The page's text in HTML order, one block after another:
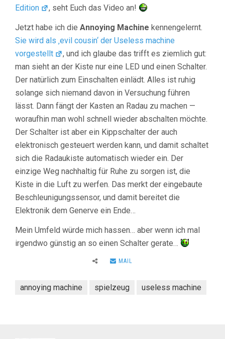
Edition
, seht Euch das Video an!
Jetzt habe ich die Annoying Machine kennengelernt.
Sie wird als ‚evil cousin‘ der Useless machine
vorgestellt
, und ich glaube das trifft es ziemlich gut:
man sieht an der Kiste nur eine LED und einen Schalter.
Der natürlich zum Einschalten einlädt. Alles ist ruhig
solange sich niemand davon in Versuchung führen
lässt. Dann fängt der Kasten an Radau zu machen —
woraufhin man wohl schnell wieder abschalten möchte.
Der Schalter ist aber ein Kippschalter der auch
elektronisch gesteuert werden kann, und damit schaltet
sich die Radaukiste automatisch wieder ein. Der
einzige Weg nachhaltig für Ruhe zu sorgen ist, die
Kiste in die Luft zu werfen. Das merkt der eingebaute
Beschleunigungssensor, und damit bereitet die
Elektronik dem Generve ein Ende…
Mein Umfeld würde mich hassen… aber wenn ich mal
irgendwo günstig an so einen Schalter gerate…
MAIL
annoying machine spielzeug useless machine